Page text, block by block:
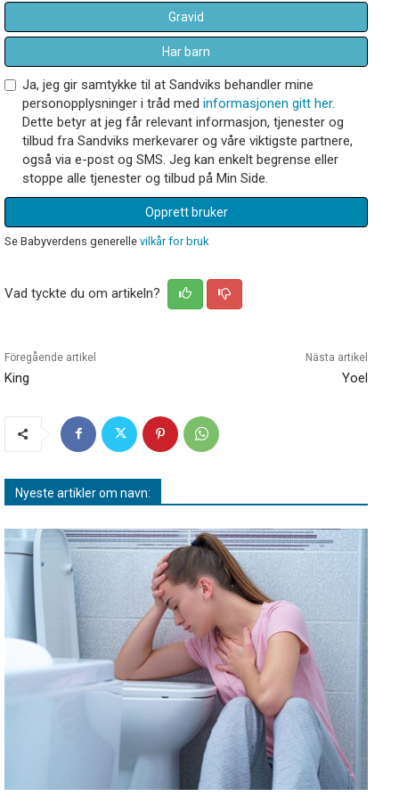
Gravid
Har barn
Ja, jeg gir samtykke til at Sandviks behandler mine
personopplysninger i tråd med informasjonen gitt her.
Dette betyr at jeg får relevant informasjon, tjenester og
tilbud fra Sandviks merkevarer og våre viktigste partnere,
også via e-post og SMS. Jeg kan enkelt begrense eller
stoppe alle tjenester og tilbud på Min Side.
Opprett bruker
Se Babyverdens generelle vilkår for bruk
Vad tyckte du om artikeln?
Föregående artikel
King
Nästa artikel
Yoel
Nyeste artikler om navn: